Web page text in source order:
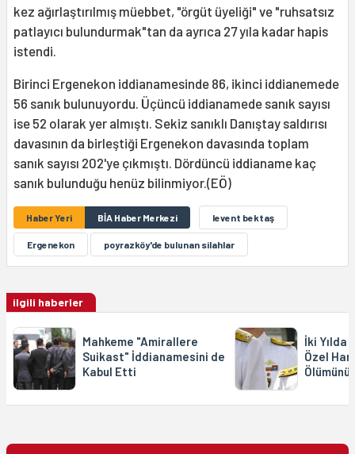
kez ağırlaştırılmış müebbet, "örgüt üyeliği" ve "ruhsatsız
patlayıcı bulundurmak"tan da ayrıca 27 yıla kadar hapis
istendi.
Birinci Ergenekon iddianamesinde 86, ikinci iddianemede
56 sanık bulunuyordu. Üçüncü iddianamede sanık sayısı
ise 52 olarak yer almıştı. Sekiz sanıklı Danıştay saldırısı
davasının da birleştiği Ergenekon davasında toplam
sanık sayısı 202'ye çıkmıştı. Dördüncü iddianame kaç
sanık bulunduğu henüz bilinmiyor.(EÖ)
Haber Yeri BİA Haber Merkezi levent bektaş
Ergenekon poyrazköy'de bulunan silahlar
ilgili haberler
Mahkeme "Amirallere
Suikast" İddianamesini de
Kabul Etti
İki Yılda
Özel
Ölümünü